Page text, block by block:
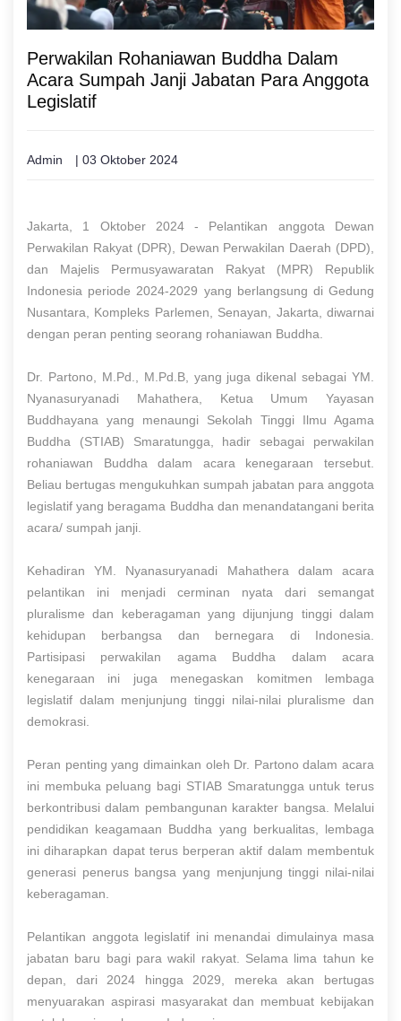
Perwakilan Rohaniawan Buddha Dalam
Acara Sumpah Janji Jabatan Para Anggota
Legislatif
Admin | 03 Oktober 2024
Jakarta, 1 Oktober 2024 - Pelantikan anggota Dewan
Perwakilan Rakyat (DPR), Dewan Perwakilan Daerah (DPD),
dan Majelis Permusyawaratan Rakyat (MPR) Republik
Indonesia periode 2024-2029 yang berlangsung di Gedung
Nusantara, Kompleks Parlemen, Senayan, Jakarta, diwarnai
dengan peran penting seorang rohaniawan Buddha.
Dr. Partono, M.Pd., M.Pd.B, yang juga dikenal sebagai YM.
Nyanasuryanadi Mahathera, Ketua Umum Yayasan
Buddhayana yang menaungi Sekolah Tinggi Ilmu Agama
Buddha (STIAB) Smaratungga, hadir sebagai perwakilan
rohaniawan Buddha dalam acara kenegaraan tersebut.
Beliau bertugas mengukuhkan sumpah jabatan para anggota
legislatif yang beragama Buddha dan menandatangani berita
acara/ sumpah janji.
Kehadiran YM. Nyanasuryanadi Mahathera dalam acara
pelantikan ini menjadi cerminan nyata dari semangat
pluralisme dan keberagaman yang dijunjung tinggi dalam
kehidupan berbangsa dan bernegara di Indonesia.
Partisipasi perwakilan agama Buddha dalam acara
kenegaraan ini juga menegaskan komitmen lembaga
legislatif dalam menjunjung tinggi nilai-nilai pluralisme dan
demokrasi.
Peran penting yang dimainkan oleh Dr. Partono dalam acara
ini membuka peluang bagi STIAB Smaratungga untuk terus
berkontribusi dalam pembangunan karakter bangsa. Melalui
pendidikan keagamaan Buddha yang berkualitas, lembaga
ini diharapkan dapat terus berperan aktif dalam membentuk
generasi penerus bangsa yang menjunjung tinggi nilai-nilai
keberagaman.
Pelantikan anggota legislatif ini menandai dimulainya masa
jabatan baru bagi para wakil rakyat. Selama lima tahun ke
depan, dari 2024 hingga 2029, mereka akan bertugas
menyuarakan aspirasi masyarakat dan membuat kebijakan